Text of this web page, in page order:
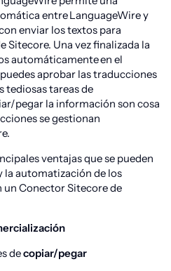
entre LanguageWire y
enviar los textos para
Una vez finalizada la
automáticamente en el
aprobar las traducciones
tediosas tareas de
pegar la información son cosa
se gestionan
ventajas que se pueden
la automatización de los
Conector Sitecore de
decopiar/pegar